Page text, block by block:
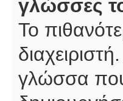
γλώσσες
Το
γλώσσα που